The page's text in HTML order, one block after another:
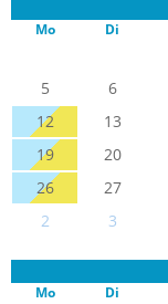
Mo Di
5
6
12
13
19
20
26
27
2
3
Mo Di